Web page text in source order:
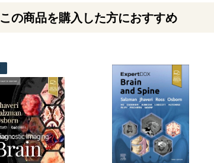
この商品を購入した方におすすめ